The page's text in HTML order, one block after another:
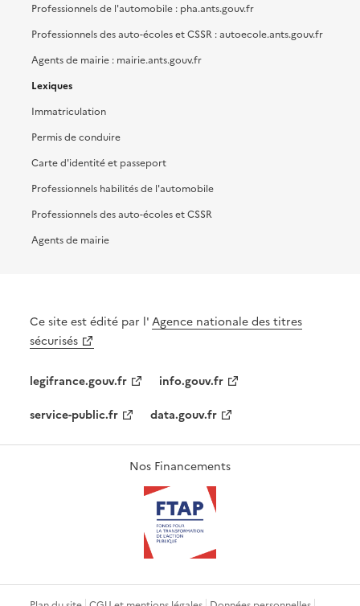
Professionnels de l'automobile : pha.ants.gouv.fr
Professionnels des auto-écoles et CSSR : autoecole.ants.gouv.fr
Agents de mairie : mairie.ants.gouv.fr
Lexiques
Immatriculation
Permis de conduire
Carte d'identité et passeport
Professionnels habilités de l'automobile
Professionnels des auto-écoles et CSSR
Agents de mairie
Ce site est édité par l'Agence nationale des titres
sécurisés
legifrance.gouv.fr
info.gouv.fr
service-public.fr
data.gouv.fr
Nos Financements